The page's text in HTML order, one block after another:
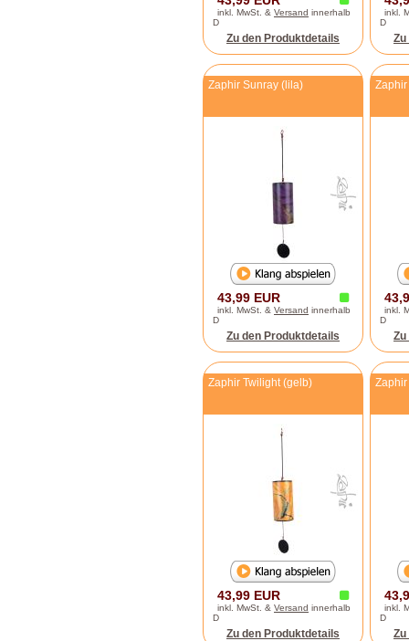
inkl. MwSt. & Versand innerhalb
D
Zu den Produktdetails
inkl.
D
Zaphir Sunray (lila)
43,99 EUR
inkl. MwSt. & Versand innerhalb
D
Zu den Produktdetails
inkl.
D
Zaphir Twilight (gelb)
43,99 EUR
inkl. MwSt. & Versand innerhalb
D
Zu den Produktdetails
inkl.
D